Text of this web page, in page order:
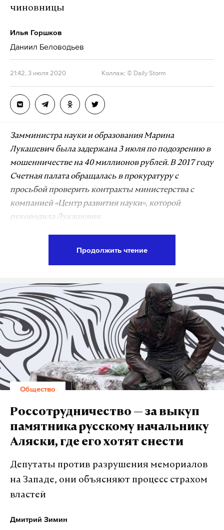
чиновницы
Илья Горшков
Даниил Беловодьев
21:42, 3 июля 2020 Коллаж: © Daily Storm
Замминистра науки и образования Марина
Лукашевич была задержана 3 июля по подозрению в
мошенничестве на 40 миллионов рублей. В 2017 году
Счетная палата обращалась в прокуратуру с
просьбой проверить контракты министерства с
компанией «Центр развития науки», которой
руководила Лукашевич.
покинула госслужбу. На сайте Минобрнауки
говорится, что в этот период Лукашевич
зарабатывала консультациями в вузах: МФТИ,
МИРЭА, ВШЭ и других.
Согласно информации из системы «СПАРК-
Интерфакс», с 2016-го по 2018 год Марина
Лукашевич была ликвидатором в московском
ООО «Центр развития науки». Но, скорее всего, эти
данные не совсем корректны: процедура
ликвидации компании началась только в 2017
году, и до этого времени Лукашевич подписывала
документы как генеральный директор «Центра
развития науки».
Минобрнауки на 49 миллионов рублей.
Продолжить чтение
Общество
Россотрудничество — за выкуп
памятника русскому начальнику
Аляски, где его хотят снести
Депутаты против разрушения мемориалов
на Западе, они объясняют процесс страхом
властей
Дмитрий Зимин